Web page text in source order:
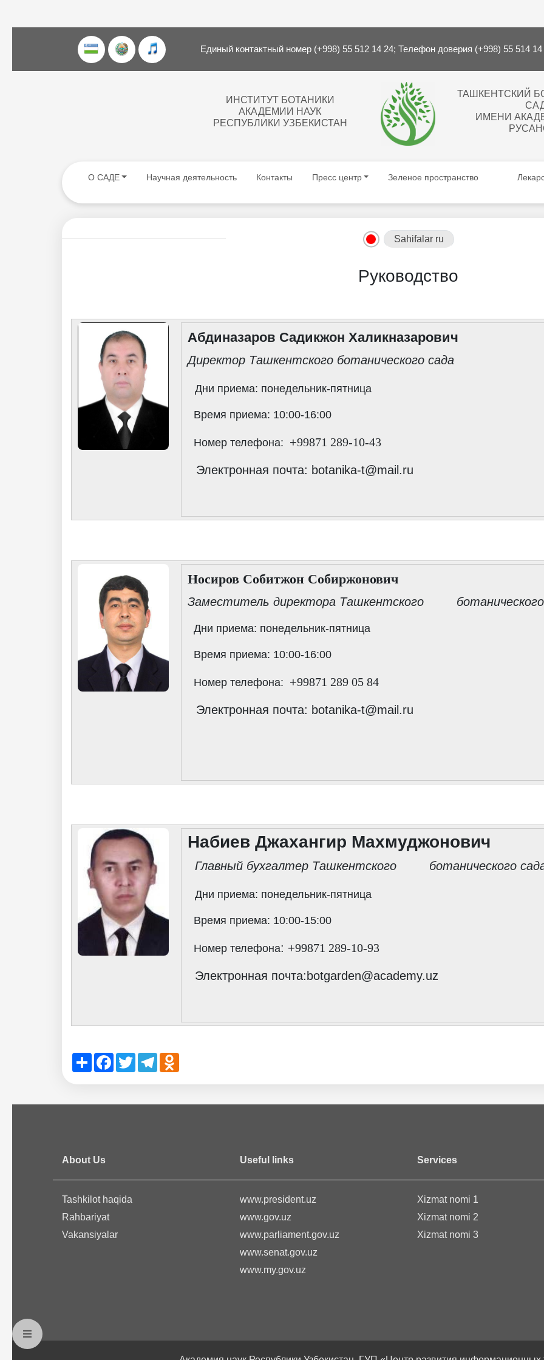
Единый контактный номер (+998) 55 512 14 24; Телефон доверия (+998) 55 514 14
ИНСТИТУТ БОТАНИКИ
АКАДЕМИИ НАУК
РЕСПУБЛИКИ УЗБЕКИСТАН
ТАШКЕНТСКИЙ
ИМЕНИ
О САДЕ Научная деятельность Контакты Пресс центр Зеленое пространство
Sahifalar ru
Руководство
Абдиназаров Садикжон Халикназарович
Директор Ташкентского ботанического сада
Дни приема: понедельник-пятница
Время приема: 10:00-16:00
Номер телефона: +99871 289-10-43
Электронная почта: botanika-t@mail.ru
Носиров Собитжон Собиржонович
Заместитель директора Ташкентского ботанического
Дни приема: понедельник-пятница
Время приема: 10:00-16:00
Номер телефона: +99871 289 05 84
Электронная почта: botanika-t@mail.ru
Набиев Джахангир Махмуджонович
Главный бухгалтер Ташкентского ботанического
Дни приема: понедельник-пятница
Время приема: 10:00-15:00
Номер телефона: +99871 289-10-93
Электронная почта:botgarden@academy.uz
ShareFacebook
TwitterTelegramOdnoklassniki
About Us Useful links Services
Tashkilot haqida
Rahbariyat
Vakansiyalar
www.president.uz
www.gov.uz
www.parliament.gov.uz
www.senat.gov.uz
www.my.gov.uz
Xizmat nomi 1
Xizmat nomi 2
Xizmat nomi 3
Akademiklar